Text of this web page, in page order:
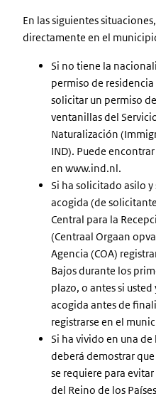
En las siguientes
directamente en el
Si no tiene la
permiso de
solicitar un permiso
ventanillas del
Naturalización
IND). Puede
en www.ind.nl.
Si ha solicitado asilo
acogida (de
Central para la
(Centraal Orgaan
Agencia (COA)
Bajos durante los
plazo, o antes si
acogida antes de
registrarse en el
Si ha vivido en una de
deberá demostrar
se requiere para
del Reino de los